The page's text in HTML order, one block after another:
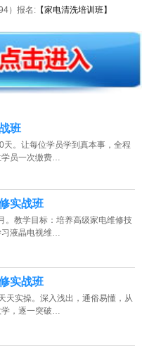
）报名:【家电清洗培训班】
）报名:【家电清洗培训班】
）报名:【家电清洗培训班】
）报名:【家电清洗培训班】
班
天。让每位学员学到真本事，全程
学员一次缴费…
实战班
。教学目标：培养高级家电维修技
液晶电视维…
实战班
天实操。深入浅出，通俗易懂，从
学，逐一突破…